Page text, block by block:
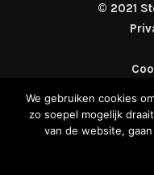
© 2021
We gebruiken cookies
zo soepel mogelijk
van de website,